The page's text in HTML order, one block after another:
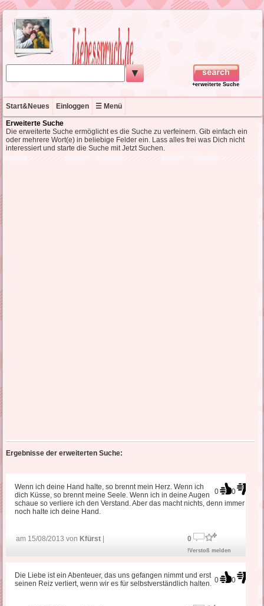
▼
+erweiterte Suche
Start&Neues Einloggen ☰ Menü
Erweiterte Suche
Die erweiterte Suche ermöglicht es die Suche zu verfeinern. Gib einfach ein
oder mehrere Wort(e) in beliebige Felder ein. Lass alles frei was Dich nicht
interessiert und starte die Suche mit Jetzt Suchen.
Ergebnisse der erweiterten Suche:
0 0
Wenn ich deine Hand halte, so brennt mein Herz. Wenn ich
dich Küsse, so brennt meine Seele. Wenn ich in deine Augen
schaue so verliere ich den Verstand. Aber das macht nichts, denn immer
noch halte ich deine Hand.
am 15/08/2013 von Kfürst 0
!Verstoß melden
0 0
Die Liebe ist ein Abenteuer, das uns gefangen nimmt und erst
seinen Reiz verliert, wenn wir es für selbstverständlich halten.